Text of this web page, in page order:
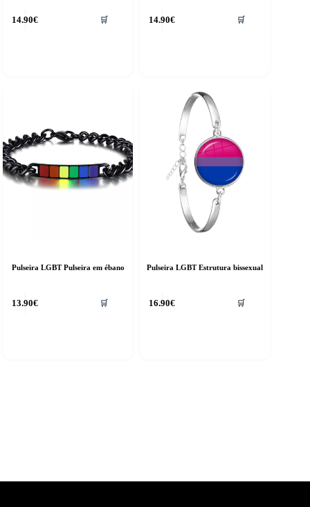
14.90€ 🛒 14.90€ 🛒
Pulseira LGBT Pulseira em ébano
13.90€ 🛒
Pulseira LGBT Estrutura bissexual
16.90€ 🛒